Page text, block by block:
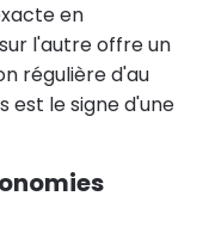
en
l'autre offre un
régulière d'au
est le signe d'une